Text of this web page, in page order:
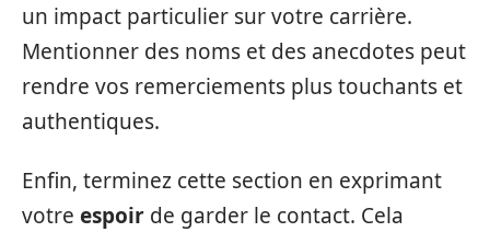
un impact particulier sur votre carrière.
Mentionner des noms et des anecdotes peut
rendre vos remerciements plus touchants et
authentiques.
Enfin, terminez cette section en exprimant
votre espoir de garder le contact. Cela